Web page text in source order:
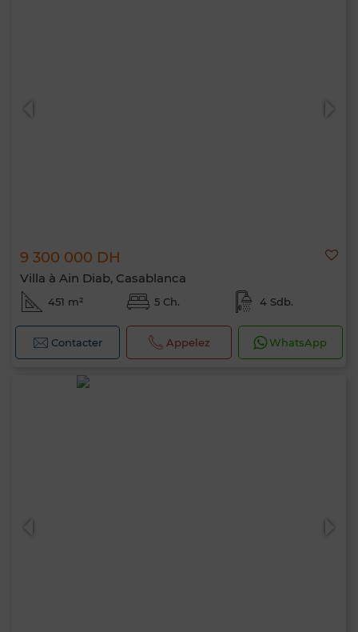
9 300 000 DH
Villa à Ain Diab, Casablanca
451 m² 5 Ch. 4 Sdb.
Contacter Appelez WhatsApp